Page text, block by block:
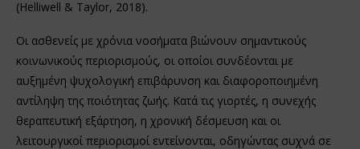
(Helliwell & Taylor, 2018).
Οι ασθενείς με χρόνια νοσήματα βιώνουν σημαντικούς
κοινωνικούς περιορισμούς, οι οποίοι συνδέονται με
αυξημένη ψυχολογική επιβάρυνση και διαφοροποιημένη
αντίληψη της ποιότητας ζωής. Κατά τις γιορτές, η συνεχής
θεραπευτική εξάρτηση, η χρονική δέσμευση και οι
λειτουργικοί περιορισμοί εντείνονται, οδηγώντας συχνά σε